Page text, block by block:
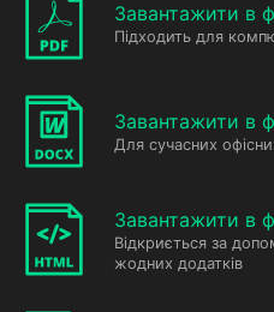
Завантажити в
Підходить для
Завантажити в
Для сучасних
Завантажити в
Відкриється за
жодних додатків